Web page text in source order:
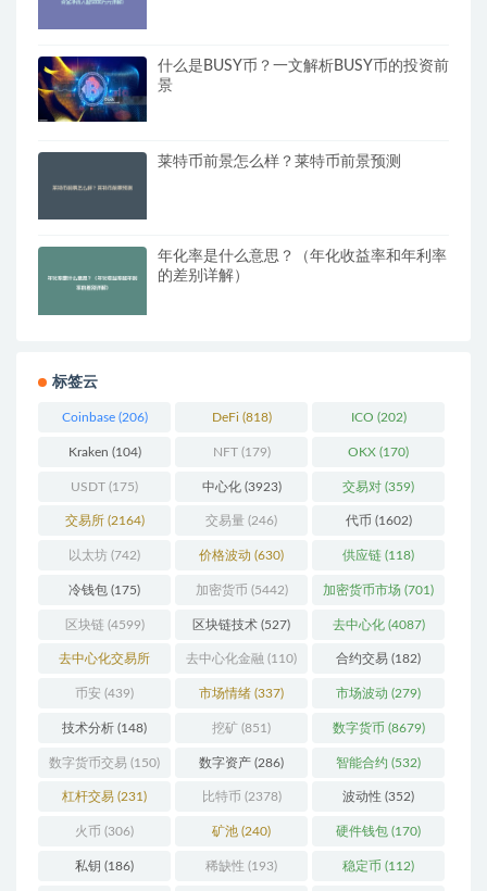
什么是BUSY币？一文解析BUSY币的投资前
景
莱特币前景怎么样？莱特币前景预测
年化率是什么意思？（年化收益率和年利率
的差别详解）
标签云
Coinbase(206) DeFi (818) ICO (202)
Kraken (104) NFT(179) OKX (170)
USDT (175) 中心化(3923) 交易对 (359)
交易所(2164) 交易量 (246) 代币 (1602)
以太坊 (742) 价格波动 (630) 供应链 (118)
冷钱包 (175) 加密货币 (5442) 加密货币市场 (701)
区块链(4599) 区块链技术 (527) 去中心化(4087)
去中心化交易所
(196)
去中心化金融 (110) 合约交易 (182)
币安 (439) 市场情绪 (337) 市场波动 (279)
技术分析 (148) 挖矿 (851) 数字货币 (8679)
数字货币交易 (150) 数字资产 (286) 智能合约 (532)
杠杆交易 (231) 比特币 (2378) 波动性 (352)
火币 (306) 矿池 (240) 硬件钱包 (170)
私钥 (186) 稀缺性 (193) 稳定币 (112)